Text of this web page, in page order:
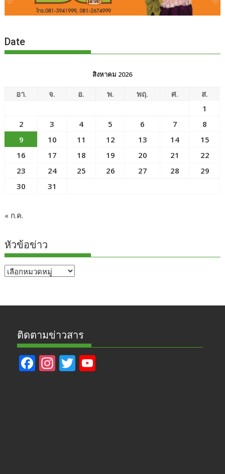
Date
สิงหาคม 2026
อา. จ. อ. พ. พฤ. ศ.
ส.
1
2
3 4 5 6 7
8
9
10 11 12 13 14
15
16
17 18 19 20 21
22
23
24 25 26 27 28
29
30
31
« ก.ค.
หัวข้อข่าว
หัวข้อ
ติดตามข่าวสาร
F In T